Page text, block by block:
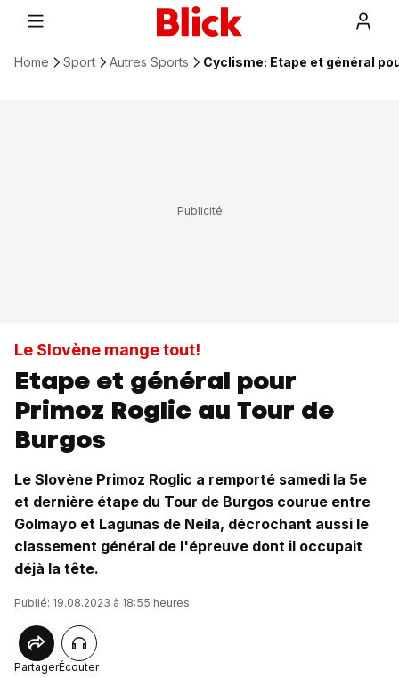
Home Sport Autres Sports Cyclisme: Etape et général
Le Slovène mange tout!
Etape et général pour
Primoz Roglic au Tour de
Burgos
Le Slovène Primoz Roglic a remporté samedi la 5e
et dernière étape du Tour de Burgos courue entre
Golmayo et Lagunas de Neila, décrochant aussi le
classement général de l'épreuve dont il occupait
déjà la tête.
Publié: 19.08.2023 à 18:55 heures
PartagerÉcouter